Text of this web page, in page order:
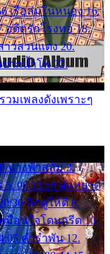
เรือล่มในหนอง 16.
อดีตรักโรงทอ 18.
าวสวนแตง 20.
ปากน้ำโพ 22.
มเพลงดังเพราะๆ
นางฟ้าสลัม 3.
5. 00:13:58 ฝนหยาด
คิดดูให้ดี 8.
หมือนใจโดนกรีด 10.
คำรำพัน 12.